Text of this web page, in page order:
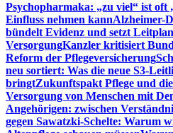
Psychopharmaka: „zu viel“ ist oft
Einfluss nehmen kannAlzheimer-
bündelt Evidenz und setzt
VersorgungKanzler kritisiert
Reform der Pflegeversicherung
neu sortiert: Was die neue S3-
bringtZukunftspakt Pflege und
Versorgung von Menschen mit
Angehörigen: zwischen
gegen Sawatzki-Schelte: Warum